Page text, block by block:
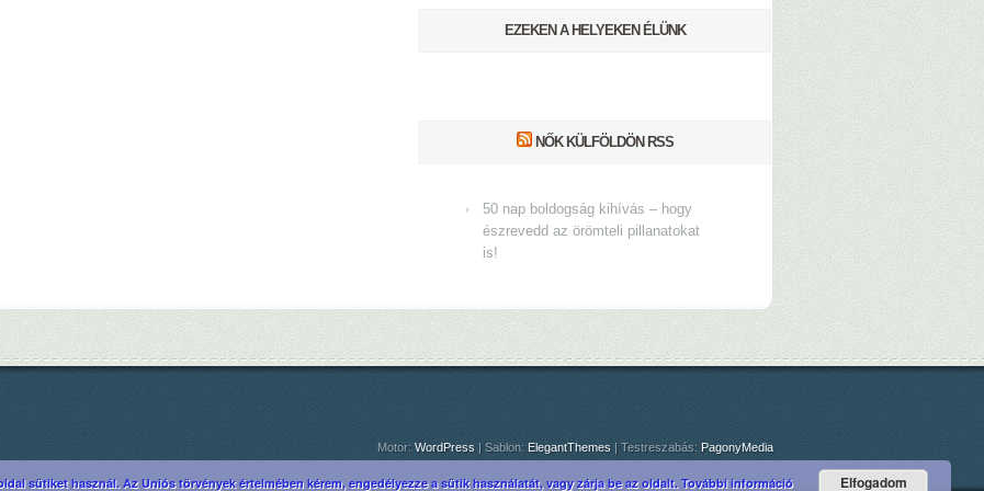
EZEKEN A HELYEKEN ÉLÜNK
NŐK KÜLFÖLDÖN RSS
50 nap boldogság kihívás – hogy
észrevedd az örömteli pillanatokat
is!
Motor: WordPress | Sablon: ElegantThemes | Testreszabás: PagonyMedia
sütiket használ. Az Uniós törvények értelmében kérem, engedélyezze a sütik használatát, vagy zárja be az oldalt. További információ Elfogadom